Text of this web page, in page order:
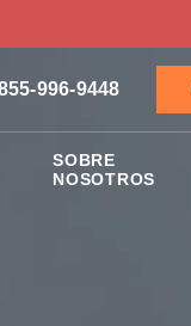
996-9448
SOBRE
NOSOTROS